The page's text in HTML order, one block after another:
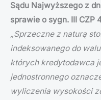
Sądu Najwyższego z
sprawie o sygn. III CZP
„Sprzeczne z naturą
indeksowanego do
których kredytodawca
jednostronnego
wyliczenia wysokości